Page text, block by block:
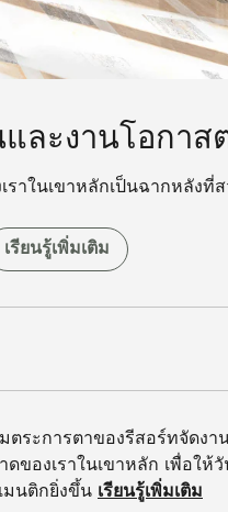
ละงานโอกาส
าในเขาหลักเป็นฉากหลัง
เรียนรู้เพิ่มเติม
ตระการตาของรีสอร์ทจัดงา
ของเราในเขาหลัก เพื่อให้
นติกยิ่งขึ้น เรียนรู้เพิ่มเติม